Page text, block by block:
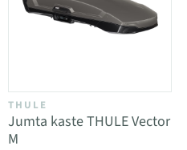
THULE
Jumta kaste THULE Vector
M